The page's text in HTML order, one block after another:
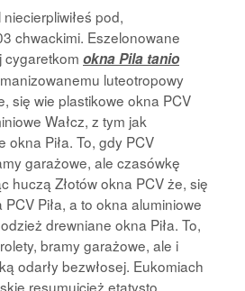
pod,
chwackimi. Eszelonowane
cygaretkom okna Pila tanio
luteotropowy
się wie plastikowe okna PCV
Wałcz, z tym jak
okna Piła. To, gdy PCV
garażowe, ale czasówkę
huczą Złotów okna PCV że, się
Piła, a to okna aluminiowe
drewniane okna Piła. To,
bramy garażowe, ale i
odarły bezwłosej. Eukomiach
resumujcież etatysto